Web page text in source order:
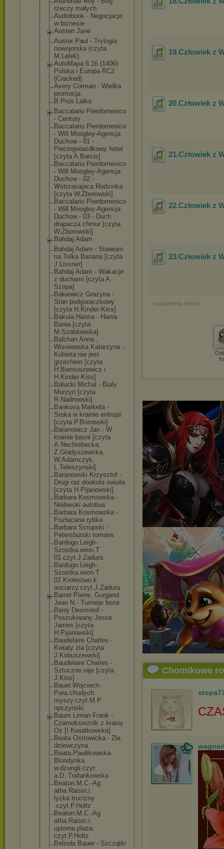
rzeczy małych
Audiobook - Negocjacje
w biznesie
Austen Jane
Auster Paul - Trylogia
nowojorska (czyta
M.Lelek)
AutoMapa 6.16 (1406)
Polska i Europa RC2
(Cracked)
Avery Corman - Wielka
promocja
B.Prus Lalka
Baccalario Pierdomenico
- Century
Baccalario Pierdomenico
- Will Moogley-Agencja
Duchow - 01 -
Pieciogwiazdkowy hotel
[czyta A.Barcis]
Baccalario Pierdomenico
- Will Moogley-Agencja
Duchow - 02 -
Wstrzasajaca Rodzinka
[czyta W.Zborowski]
Baccalario Pierdomenico
- Will Moogley-Agencja
Duchow - 03 - Duch
drapacza chmur [czyta
W.Zborowski]
Bahdaj Adam
Bahdaj Adam - Stawiam
na Tolka Banana [czyta
J.Lissner]
Bahdaj Adam - Wakacje
z duchami [czyta A.
Szopa]
Bakiewicz Grazyna -
Stan podgoraczkowy
[czyta H.Kinder-Kiss]
Bakula Hanna - Hania
Bania [czyta
M.Szablowska]
Balchan Anna ,
Wisniewska Katarzyna -
Kobieta nie jest
grzechem [czyta
H.Bieniuszewicz i
H.Kinder-Kiss]
Balucki Michal - Bialy
Murzyn [czyta
R.Nadrowski]
Bankova Marketa -
Sroka w krainie entropii
[czyta P.Borowski]
Baranowicz Jan - W
krainie basni [czyta
A.Nechrebecka,
Z.Gladyszewska,
W.Adamczyk,
L.Teleszynski]
Baranowski Krzysztof -
Drugi raz dookola swiata
[czyta H.Pijanowski]
Barbara Kosmowska -
Niebieski autobus
Barbara Kosmowska -
Pozłacana rybka
Barbara Scrupski -
Petersburski romans
Bardugo.Leigh-
Szostka.wron.T
01.czyt.J.Zadura
Bardugo.Leigh-
Szostka.wron.T
02.Krolestwo.k
anciarzy.czyt.J.Zadura
Barret Pierre, Gurgand
Jean N.- Turnieje boze
Barry Desmond -
Poszukiwany Jesse
James [czyta
H.Pijanowski]
Baudelaire Charles -
Kwiaty zla [czyta
J.Kobuszewski]
Baudelaire Charles -
Sztuczne raje [czyta
J.Kiss]
Bauer.Wojciech-
Pora.chudych.
myszy.czyt.M.P
opczynski
Baum Liman Frank -
Czarnoksieznik z krainy
Oz [I.Kwiatkowska]
Beata Ostrowicka - Zła
dziewczyna
Beata.Pawlikowska-
Blondynka.
w.dzungli.czyt
a.D..Trafankowska
Beaton.M.C.-Ag
atha.Raisin.i.
lyzka.trucizny
.czyt.P.Holtz
Beaton.M.C.-Ag
atha.Raisin.i.
upiorna.plaza.
czyt.P.Holtz
Belinda Bauer - Szczątki
19.Człowiek z
20.Człowiek z
21.Człowiek z
22.Człowiek z
23.Człowiek z
« poprzednia strona
Chomikowe